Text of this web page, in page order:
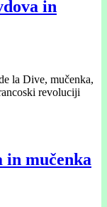
in
la Dive, mučenka,
revoluciji
in mučenka